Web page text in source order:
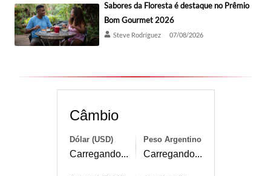
Sabores da Floresta é destaque no Prêmio
Bom Gourmet 2026
Steve Rodríguez 07/08/2026
Câmbio
Dólar (USD)
Carregando...
Peso Argentino
Carregando...